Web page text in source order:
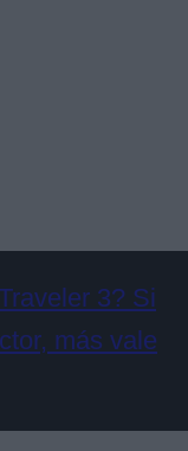
3? Si
más vale